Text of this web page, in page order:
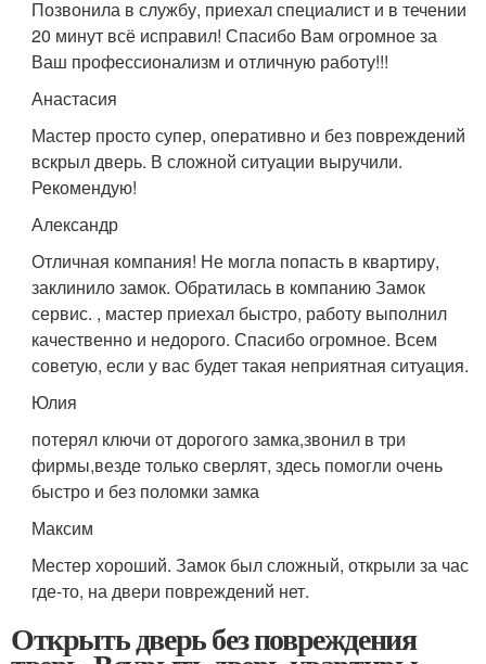
Позвонила в службу, приехал специалист и в течении
20 минут всё исправил! Спасибо Вам огромное за
Ваш профессионализм и отличную работу!!!
Анастасия
Мастер просто супер, оперативно и без повреждений
вскрыл дверь. В сложной ситуации выручили.
Рекомендую!
Александр
Отличная компания! Не могла попасть в квартиру,
заклинило замок. Обратилась в компанию Замок
сервис. , мастер приехал быстро, работу выполнил
качественно и недорого. Спасибо огромное. Всем
советую, если у вас будет такая неприятная ситуация.
Юлия
потерял ключи от дорогого замка,звонил в три
фирмы,везде только сверлят, здесь помогли очень
быстро и без поломки замка
Максим
Местер хороший. Замок был сложный, открыли за час
где-то, на двери повреждений нет.
Открыть дверь без повреждения